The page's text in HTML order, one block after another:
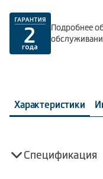
Подробнее
Характеристики
Спецификация